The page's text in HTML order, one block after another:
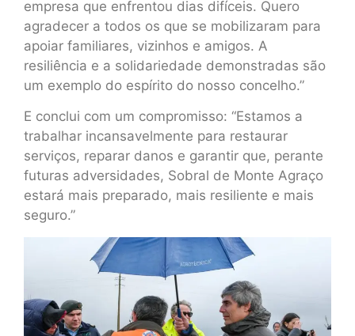
empresa que enfrentou dias difíceis. Quero
agradecer a todos os que se mobilizaram para
apoiar familiares, vizinhos e amigos. A
resiliência e a solidariedade demonstradas são
um exemplo do espírito do nosso concelho.”
E conclui com um compromisso: “Estamos a
trabalhar incansavelmente para restaurar
serviços, reparar danos e garantir que, perante
futuras adversidades, Sobral de Monte Agraço
estará mais preparado, mais resiliente e mais
seguro.”